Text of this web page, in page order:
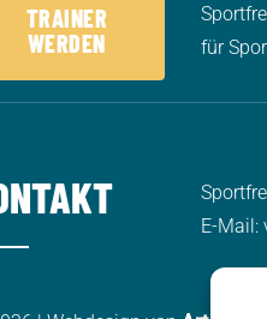
TRAINER
WERDEN
für
E-Mail: